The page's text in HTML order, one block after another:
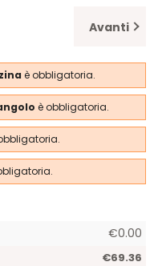
Avanti
è obbligatoria.
è obbligatoria.
€0.00
€69.36